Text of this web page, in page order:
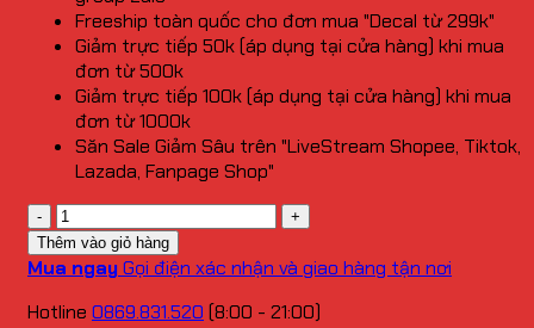
Freeship toàn quốc cho đơn mua "Decal từ 299k"
Giảm trực tiếp 50k (áp dụng tại cửa hàng) khi mua
đơn từ 500k
Giảm trực tiếp 100k (áp dụng tại cửa hàng) khi mua
đơn từ 1000k
Săn Sale Giảm Sâu trên "LiveStream Shopee, Tiktok,
Lazada, Fanpage Shop"
Số
lượng
Thêm vào giỏ hàng
Mua ngayGọi điện xác nhận và giao hàng tận nơi
Hotline 0869.831.520 (8:00 - 21:00)